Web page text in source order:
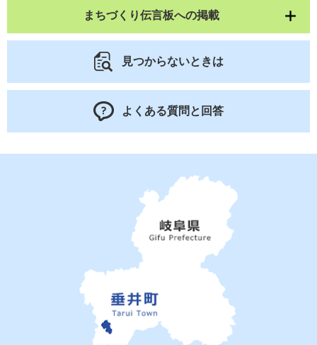
まちづくり伝言板への掲載
見つからないときは
よくある質問と回答